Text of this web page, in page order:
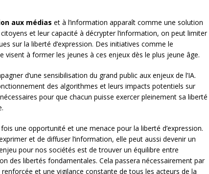
aux médias et à l’information apparaît comme une solution
et leur capacité à décrypter l’information, on peut limiter
sur la liberté d’expression. Des initiatives comme le
visent à former les jeunes à ces enjeux dès le plus jeune âge.
d’une sensibilisation du grand public aux enjeux de l’IA.
des algorithmes et leurs impacts potentiels sur
pour que chacun puisse exercer pleinement sa liberté
une opportunité et une menace pour la liberté d’expression.
et de diffuser l’information, elle peut aussi devenir un
pour nos sociétés est de trouver un équilibre entre
des libertés fondamentales. Cela passera nécessairement par
et une vigilance constante de tous les acteurs de la